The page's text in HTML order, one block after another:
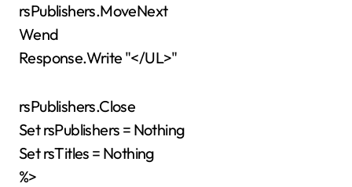
rsPublishers.MoveNext
Wend
Response.Write "</UL>"
rsPublishers.Close
Set rsPublishers = Nothing
Set rsTitles = Nothing
%>